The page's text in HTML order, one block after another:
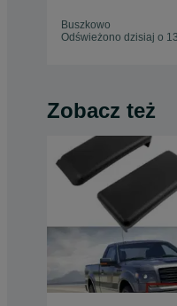
Buszkowo
Odświeżono dzisiaj o
Zobacz też